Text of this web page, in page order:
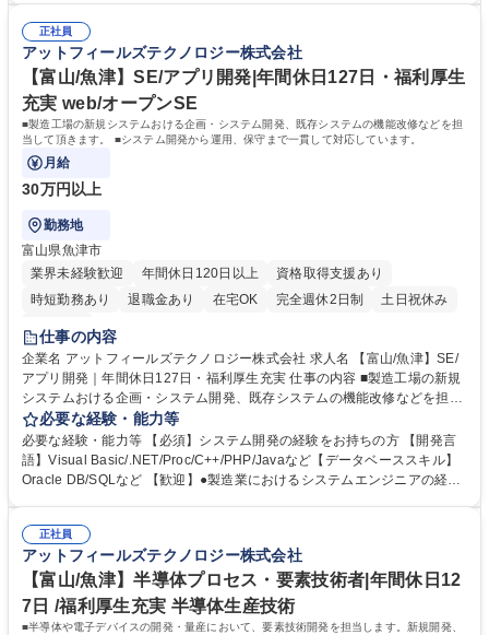
vaなど 【データベーススキル】Oracle DB/SQLなど 募集職種 ■【魚津市/
SE（インフラ構築）/リーダー】年間休日127日/福利厚生充実
考力があり、強いリーダーシップを発揮できる方 ■柔軟性があり、コミュ
ニケーション能力のある方 学歴・資格 学歴：大学院 大学 高専 語学力：
資格：
正社員
アットフィールズテクノロジー株式会社
【富山/魚津】SE/アプリ開発|年間休日127日・福利厚生
充実 web/オープンSE
■製造工場の新規システムおける企画・システム開発、既存システムの機能改修などを担
当して頂きます。 ■システム開発から運用、保守まで一貫して対応しています。
月給
30万円以上
勤務地
富山県魚津市
業界未経験歓迎
年間休日120日以上
資格取得支援あり
時短勤務あり
退職金あり 在宅OK 完全週休2日制
土日祝休み
服装自由
仕事の内容
企業名 アットフィールズテクノロジー株式会社 求人名 【富山/魚津】SE/
アプリ開発｜年間休日127日・福利厚生充実 仕事の内容 ■製造工場の新規
システムおける企画・システム開発、既存システムの機能改修などを担当
して頂きます。 ■システム開発から運用、保守まで一貫して対応していま
す。 ■製造工場の生産系システム、品質系システムなどの企画提案・設
計・運用などを担当して頂きます。 ◎小規模なプロジェクトからお任せし
ていきますので、スキルに応じて段階的にステップアップが可能です。
間休日127日・福利厚生充実
必要な経験・能力等
必要な経験・能力等 【必須】システム開発の経験をお持ちの方 【開発言
語】Visual Basic/.NET/Proc/C++/PHP/Javaなど【データベーススキル】
Oracle DB/SQLなど 【歓迎】●製造業におけるシステムエンジニアの経験
大学 高専 語学力： 資格：
正社員
アットフィールズテクノロジー株式会社
【富山/魚津】半導体プロセス・要素技術者|年間休日12
7日 /福利厚生充実 半導体生産技術
■半導体や電子デバイスの開発・量産において、要素技術開発を担当します。新規開発、